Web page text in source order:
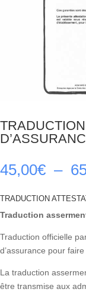
45,00€ –
TRADUCTION
Traduction
Traduction officielle
d’assurance pour
La traduction
être transmise aux